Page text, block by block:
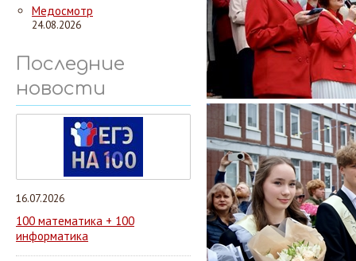
Медосмотр
24.08.2026
Последние
новости
16.07.2026
100 математика + 100
информатика